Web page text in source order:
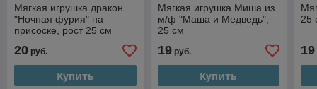
Мягкая игрушка дракон
"Ночная фурия" на
присоске, рост 25 см
20 руб.
Купить
Мягкая игрушка Миша из
м/ф "Маша и Медведь",
25 см
19руб.
Купить
25
19